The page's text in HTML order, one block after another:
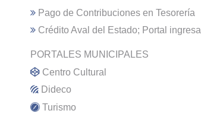
Pago de Contribuciones en Tesorería
Crédito Aval del Estado; Portal ingresa
PORTALES MUNICIPALES
Centro Cultural
Dideco
Turismo